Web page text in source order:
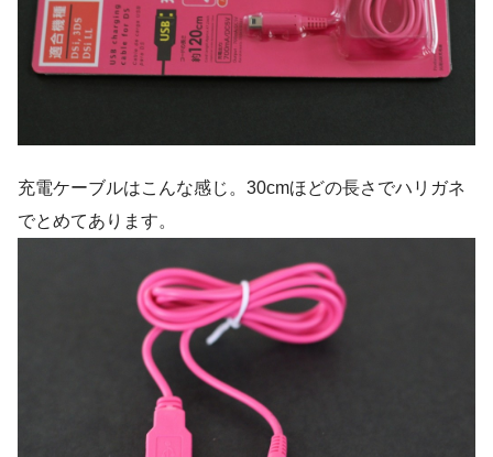
充電ケーブルはこんな感じ。30cmほどの長さでハリガネ
でとめてあります。